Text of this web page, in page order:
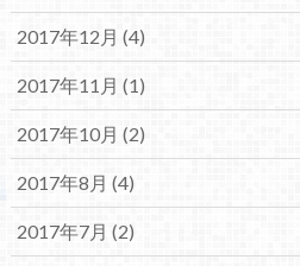
2017年12月 (4)
2017年11月 (1)
2017年10月 (2)
2017年8月 (4)
2017年7月 (2)